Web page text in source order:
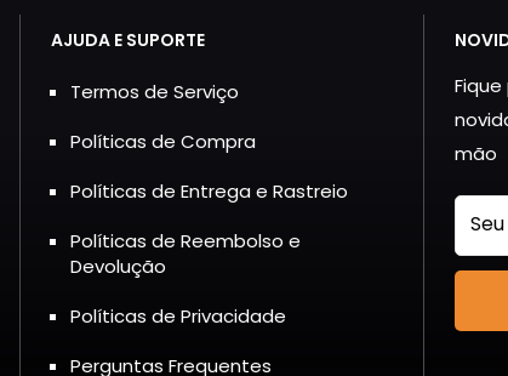
AJUDA E SUPORTE
Termos de Serviço
Políticas de Compra
Políticas de Entrega e Rastreio
Políticas de Reembolso e
Devolução
Políticas de Privacidade
Perguntas Frequentes
mão